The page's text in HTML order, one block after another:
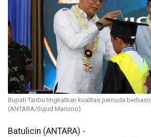
Bupati Tanbu tingkatkan kualitas pemuda
(ANTARA/Sujud Mariono)
Batulicin (ANTARA) -